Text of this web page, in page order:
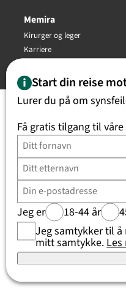
Memira
Kirurger og leger
Karriere
Start din reise
Lurer du på om
Få gratis tilgang til
Jeg er 18-44 år
Jeg samtykker til
mitt samtykke.